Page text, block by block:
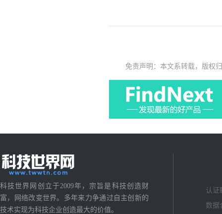
免责声明：本文系转载，版权
科技世界网创立于2009年，宗旨是科技创造财
富，网络改变世界。多年来力争通过自主创新的
技术实现为科技企业创造最大的价值。
认证
数据